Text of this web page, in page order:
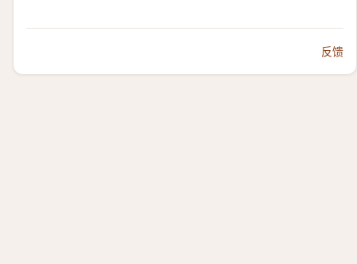
反馈